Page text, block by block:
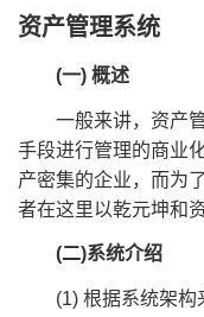
资产管理系统
(一) 概述
一般来讲，资产
手段进行管理的商业
产密集的企业，而为
者在这里以乾元坤和
(二)系统介绍
(1) 根据系统架